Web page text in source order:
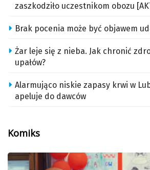
zaszkodziło uczestnikom obozu
Brak pocenia może być objawem
Żar leje się z nieba. Jak chronić
upałów?
Alarmująco niskie zapasy krwi w
apeluje do dawców
Komiks